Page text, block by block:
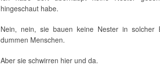
hingeschaut habe.
Nein, nein, sie bauen keine Nester in solcher
dummen Menschen.
Aber sie schwirren hier und da.